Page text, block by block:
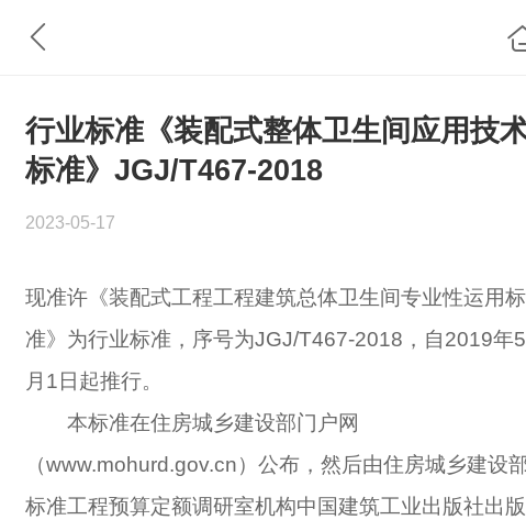
行业标准《装配式整体卫生间应用技
标准》JGJ/T467-2018
2023-05-17
现准许《装配式工程工程建筑总体卫生间专业性运用标
准》为行业标准，序号为JGJ/T467-2018，自2019年5
月1日起推行。
本标准在住房城乡建设部门户网
（www.mohurd.gov.cn）公布，然后由住房城乡建设
标准工程预算定额调研室机构中国建筑工业出版社出版